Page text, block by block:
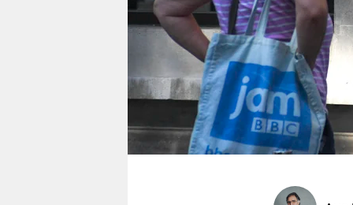
veranstaltungen
fragen & hilfe
unterstützen